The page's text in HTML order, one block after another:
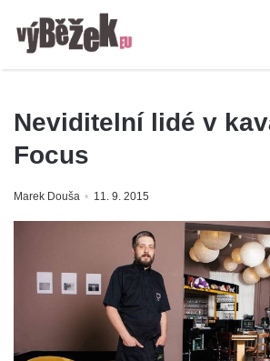
Neviditelní lidé v
Focus
Marek Douša 11. 9. 2015